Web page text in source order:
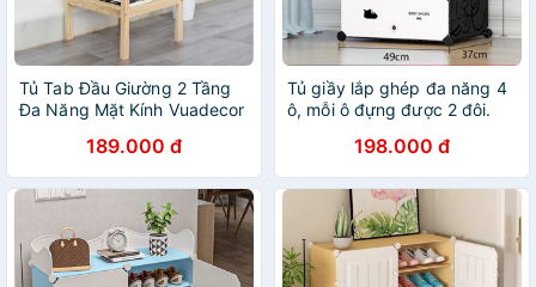
Tủ Tab Đầu Giường 2 Tầng
Đa Năng Mặt Kính Vuadecor
189.000 đ
Tủ giầy lắp ghép đa năng 4
ô, mỗi ô đựng được 2 đôi.
198.000 đ